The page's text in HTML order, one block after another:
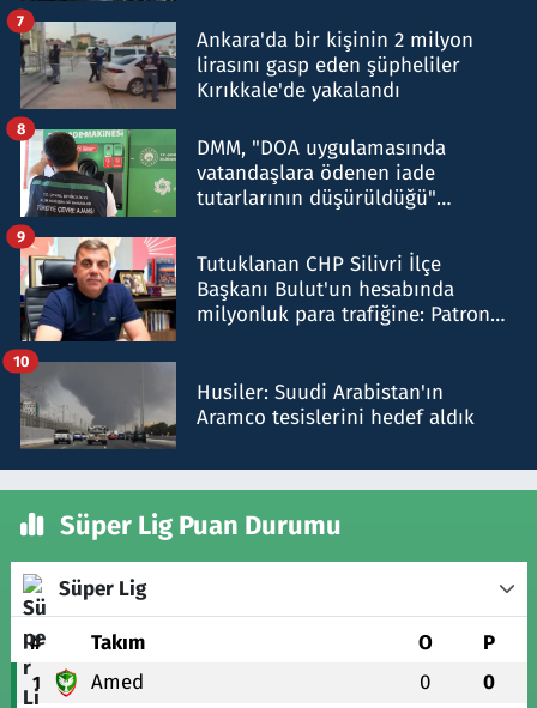
Ankara'da bir kişinin 2 milyon
lirasını gasp eden şüpheliler
Kırıkkale'de yakalandı
7
DMM, "DOA uygulamasında
vatandaşlara ödenen iade
tutarlarının düşürüldüğü"
8
Tutuklanan CHP Silivri İlçe
Başkanı Bulut'un hesabında
milyonluk para trafiğine: Patron
9
Husiler: Suudi Arabistan'ın
Aramco tesislerini hedef aldık
10
Süper Lig Puan Durumu
Süper Lig
# Takım O P
1 Amed 0 0